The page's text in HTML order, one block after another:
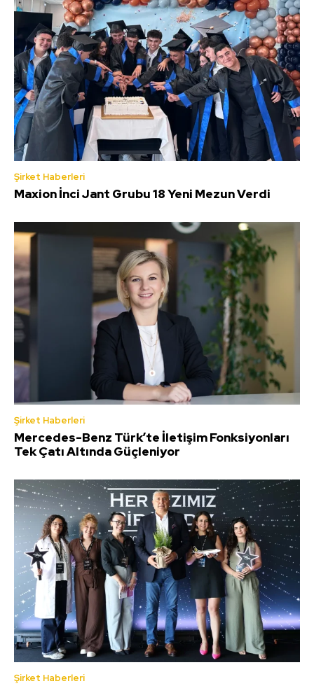
Şirket Haberleri
Maxion İnci Jant Grubu 18 Yeni Mezun Verdi
Şirket Haberleri
Mercedes-Benz Türk’te İletişim Fonksiyonları
Tek Çatı Altında Güçleniyor
Şirket Haberleri